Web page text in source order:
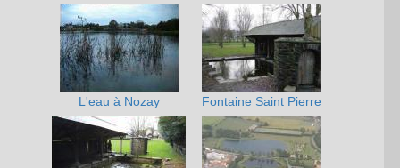
L'eau à Nozay Fontaine Saint Pierre